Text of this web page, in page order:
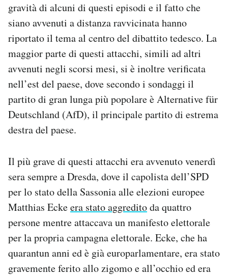
gravità di alcuni di questi episodi e il fatto che
siano avvenuti a distanza ravvicinata hanno
riportato il tema al centro del dibattito tedesco. La
maggior parte di questi attacchi, simili ad altri
avvenuti negli scorsi mesi, si è inoltre verificata
nell’est del paese, dove secondo i sondaggi il
partito di gran lunga più popolare è Alternative für
Deutschland (AfD), il principale partito di estrema
destra del paese.
Il più grave di questi attacchi era avvenuto venerdì
sera sempre a Dresda, dove il capolista dell’SPD
per lo stato della Sassonia alle elezioni europee
Matthias Eckeera stato aggreditoda quattro
persone mentre attaccava un manifesto elettorale
per la propria campagna elettorale. Ecke, che ha
quarantun anni ed è già europarlamentare, era stato
gravemente ferito allo zigomo e all’occhio ed era